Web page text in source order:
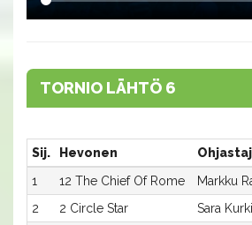
TORNIO LÄHTÖ 6
Sij. Hevonen
1
12 The Chief Of Rome Markku
2
2 Circle Star Sara